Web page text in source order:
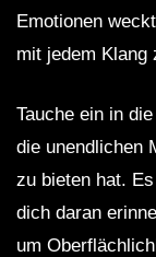
Emotionen
mit jedem Klang
Tauche ein in
die unendlichen
zu bieten hat.
dich daran
um